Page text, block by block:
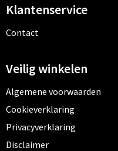
Klantenservice
Contact
Veilig winkelen
Algemene voorwaarden
Cookieverklaring
Privacyverklaring
Disclaimer